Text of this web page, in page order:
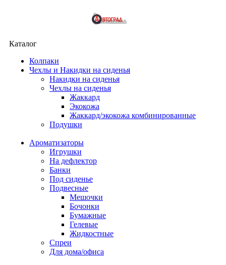
Каталог
Колпаки
Чехлы и Накидки на сиденья
Накидки на сиденья
Чехлы на сиденья
Жаккард
Экокожа
Жаккард/экокожа комбинированные
Подушки
Ароматизаторы
Игрушки
На дефлектор
Банки
Под сиденье
Подвесные
Мешочки
Бочонки
Бумажные
Гелевые
Жидкостные
Спреи
Для дома/офиса